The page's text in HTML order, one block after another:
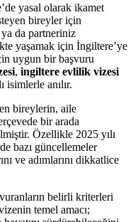
yasal olarak ikamet
bireyler için
da partneriniz
yaşamak için İngiltere’ye
uygun bir başvuru
, ingiltere evlilik vizesi
isimlerle anılır.
bireylerin, aile
bir arada
Özellikle 2025 yılı
bazı güncellemeler
ve adımlarını dikkatlice
belirli kriterleri
temel amacı;